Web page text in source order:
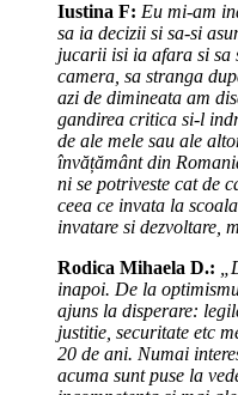
Iustina F: Eu mi-am
sa ia decizii si sa-si
jucarii isi ia afara si sa
camera, sa stranga
azi de dimineata am
gandirea critica si-l
de ale mele sau ale
învățământ din
ni se potriveste cat de
ceea ce invata la
invatare si dezvoltare,
Rodica Mihaela D.:
inapoi. De la
ajuns la disperare:
justitie, securitate etc
20 de ani. Numai
acuma sunt puse la